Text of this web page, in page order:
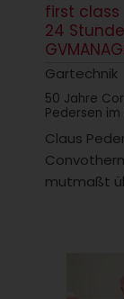
first class
24
Gartechnik
50 Jahre
Pedersen
Claus
mutmaßt